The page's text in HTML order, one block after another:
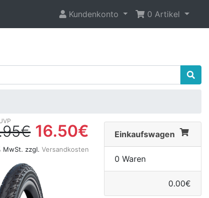
Kundenkonto 0 Artikel
16.50€
MwSt. zzgl. Versandkosten
Einkaufswagen
0 Waren
0.00€